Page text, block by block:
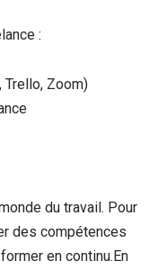
:
Zoom)
du travail. Pour
des compétences
en continu.En